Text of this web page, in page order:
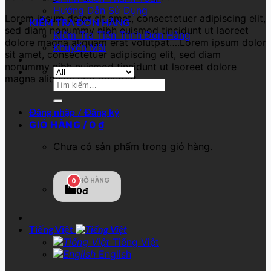
Hướng Dẫn Sử Dụng
KIỂM TRA ĐƠN HÀNG
Kiểm Tra Tiến Trình Đơn Hàng
Khuyến Mãi
Tìm
Đăng nhập / Đăng ký
GIỎ HÀNG / 0 ₫
Chưa có sản phẩm trong giỏ hàng.
0 GIỎ HÀNG
0đ
Tiếng Việt
Tiếng Việt
English
Lorem ipsum dolor sit amet, consectetuer adipiscing elit,
sed diam nonummy nibh euismod tincidunt ut laoreet
dolore magna aliquam erat volutpat….Lorem ipsum dolor
sit amet, consectetuer adipiscing elit, sed diam
nonummy nibh euismod tincidunt ut laoreet dolore
magna aliquam erat volutpat….